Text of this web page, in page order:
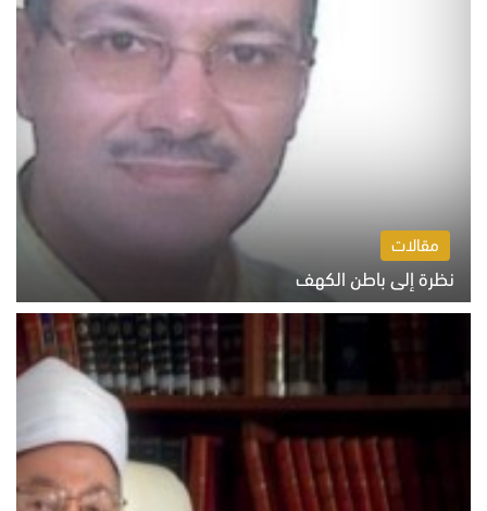
مقالات
نظرة إلى باطن الكهف
السبت 8 أغسطس 2026 11:04 ص